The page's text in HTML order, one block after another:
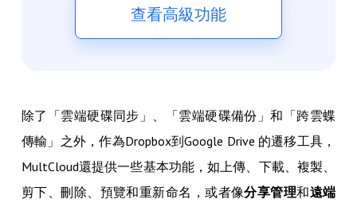
查看高級功能
除了「雲端硬碟同步」、「雲端硬碟備份」和「跨雲蝶
傳輸」之外，作為Dropbox到Google Drive 的遷移工具，
MultCloud還提供一些基本功能，如上傳、下載、複製、
剪下、刪除、預覽和重新命名，或者像分享管理和遠端